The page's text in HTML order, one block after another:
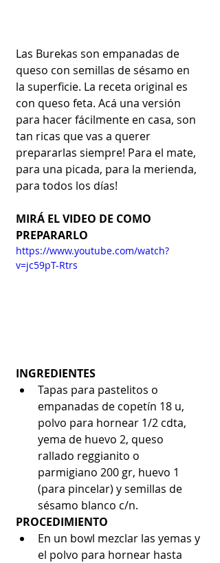
Las Burekas son empanadas de
queso con semillas de sésamo en
la superficie. La receta original es
con queso feta. Acá una versión
para hacer fácilmente en casa, son
tan ricas que vas a querer
prepararlas siempre! Para el mate,
para una picada, para la merienda,
para todos los días!
MIRÁ EL VIDEO DE COMO
PREPARARLO
https://www.youtube.com/watch?
v=jc59pT-Rtrs
INGREDIENTES
Tapas para pastelitos o
empanadas de copetín 18 u,
polvo para hornear 1/2 cdta,
yema de huevo 2, queso
rallado reggianito o
parmigiano 200 gr, huevo 1
(para pincelar) y semillas de
sésamo blanco c/n.
PROCEDIMIENTO
En un bowl mezclar las yemas y
el polvo para hornear hasta